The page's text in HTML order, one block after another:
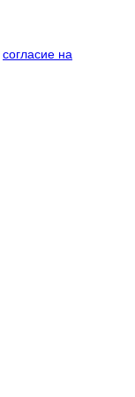
согласие на